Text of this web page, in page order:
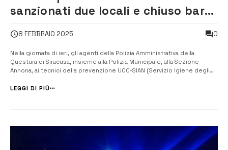
sanzionati due locali e chiuso bar
8 FEBBRAIO 2025 0
Nella giornata di ieri, gli agenti della Polizia Amministrativa della
Questura di Siracusa, insieme alla Polizia Municipale, alla Sezione
Annona, ai tecnici della prevenzione UOC-SIAN (Servizio Igiene degli
hanno effettuato un’ispezione mirata. Durante i controlli, du...
LEGGI DI PIÙ